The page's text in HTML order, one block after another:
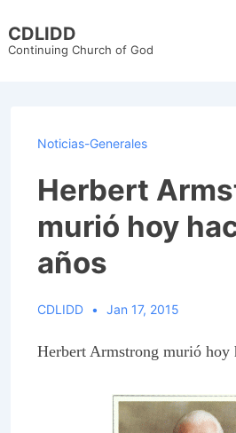
Skip
CDLIDD
Continuing Church of God
Noticias-Generales
Herbert
murió hoy
años
CDLIDD Jan 17, 2015
Herbert Armstrong murió hoy